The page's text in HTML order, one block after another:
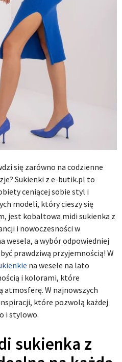
się zarówno na codzienne
Sukienki z e-butik.pl to
ceniącej sobie styl i
modeli, który cieszy się
jest kobaltowa midi sukienka z
i nowoczesności w
wesela, a wybór odpowiedniej
prawdziwą przyjemnością! W
na wesele na lato
i kolorami, które
atmosferę. W najnowszych
które pozwolą każdej
i stylowo.
sukienka z